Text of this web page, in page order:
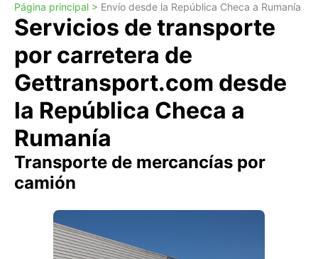
Página principal > Envío desde la República Checa a Rumanía
Servicios de transporte
por carretera de
Gettransport.com desde
la República Checa a
Rumanía
Transporte de mercancías por
camión